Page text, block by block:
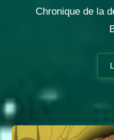
Chronique de la